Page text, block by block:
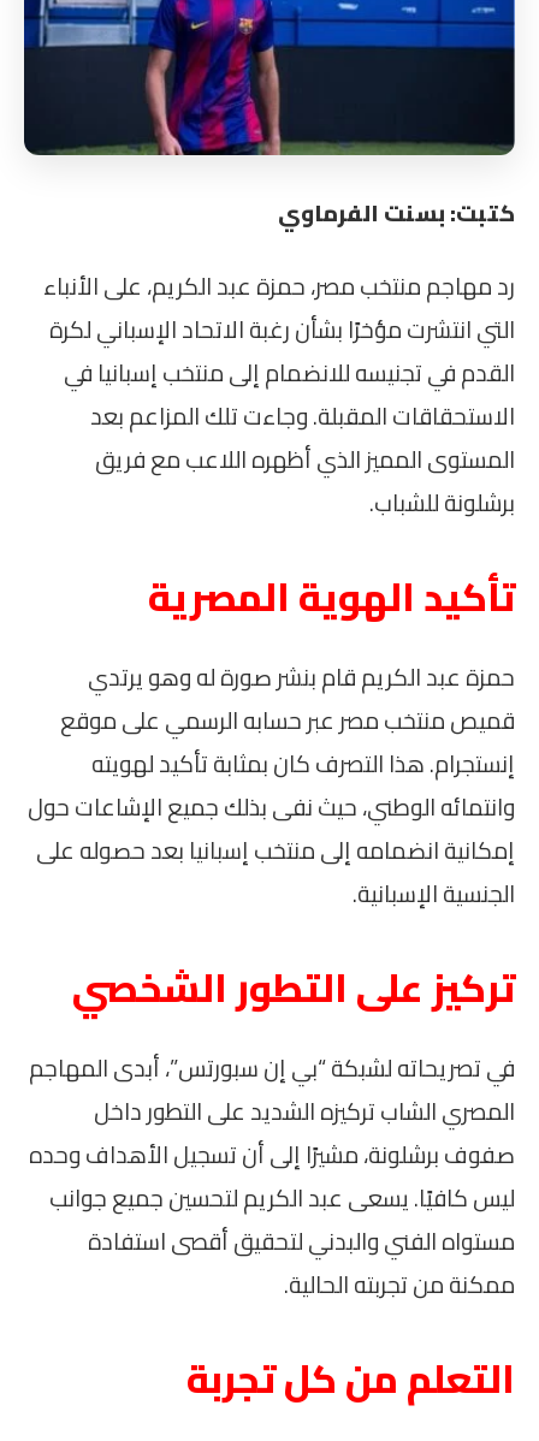
كتبت: بسنت الفرماوي
رد مهاجم منتخب مصر، حمزة عبد الكريم، على الأنباء
التي انتشرت مؤخرًا بشأن رغبة الاتحاد الإسباني لكرة
القدم في تجنيسه للانضمام إلى منتخب إسبانيا في
الاستحقاقات المقبلة. وجاءت تلك المزاعم بعد
المستوى المميز الذي أظهره اللاعب مع فريق
برشلونة للشباب.
تأكيد الهوية المصرية
حمزة عبد الكريم قام بنشر صورة له وهو يرتدي
قميص منتخب مصر عبر حسابه الرسمي على موقع
إنستجرام. هذا التصرف كان بمثابة تأكيد لهويته
وانتمائه الوطني، حيث نفى بذلك جميع الإشاعات حول
إمكانية انضمامه إلى منتخب إسبانيا بعد حصوله على
الجنسية الإسبانية.
تركيز على التطور الشخصي
في تصريحاته لشبكة “بي إن سبورتس”، أبدى المهاجم
المصري الشاب تركيزه الشديد على التطور داخل
صفوف برشلونة، مشيرًا إلى أن تسجيل الأهداف وحده
ليس كافيًا. يسعى عبد الكريم لتحسين جميع جوانب
مستواه الفني والبدني لتحقيق أقصى استفادة
ممكنة من تجربته الحالية.
التعلم من كل تجربة